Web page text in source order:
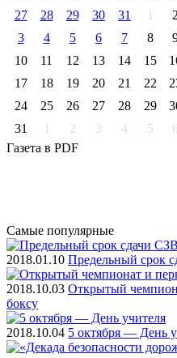
27
28 29 30 31 1
2
3
4 5 6 7 8
10
11 12 13 14 15
17
18 19 20 21 22
24
25 26 27 28 29
31
1 2 3 4 5
6
Газета в PDF
Самые популярные
2018.01.10 Предельный срок
2018.10.03 Открытый
боксу
2018.10.04 5 октября — День